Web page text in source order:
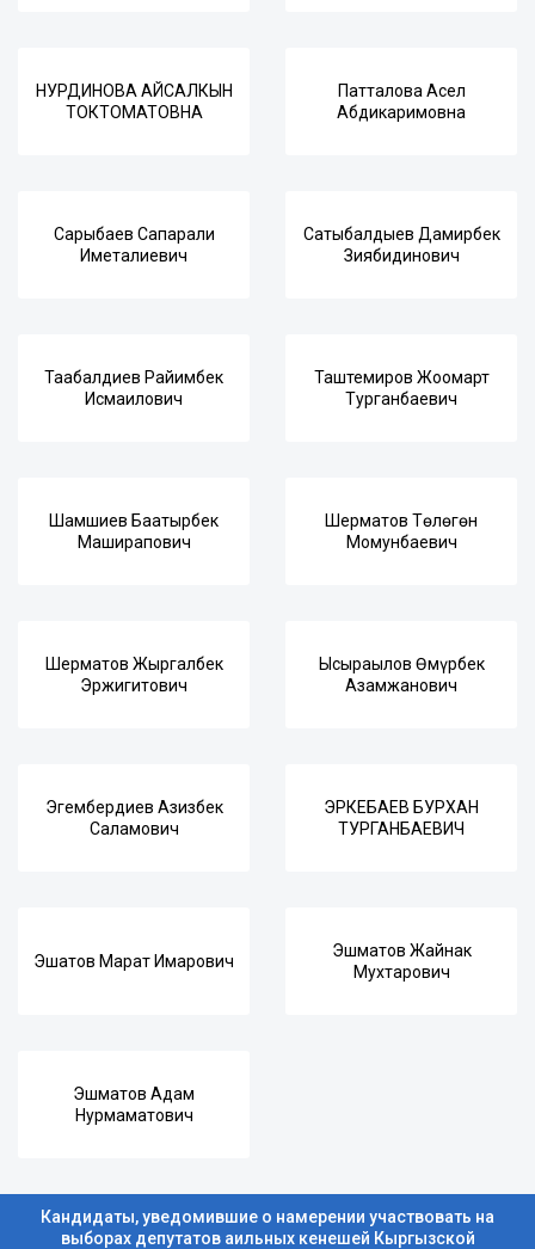
НУРДИНОВА АЙСАЛКЫН
ТОКТОМАТОВНА
Патталова Асел
Абдикаримовна
Сарыбаев Сапарали
Иметалиевич
Сатыбалдыев Дамирбек
Зиябидинович
Таабалдиев Райимбек
Исмаилович
Таштемиров Жоомарт
Турганбаевич
Шамшиев Баатырбек
Маширапович
Шерматов Төлөгөн
Момунбаевич
Шерматов Жыргалбек
Эржигитович
Ысыраылов Өмүрбек
Азамжанович
Эгембердиев Азизбек
Саламович
ЭРКЕБАЕВ БУРХАН
ТУРГАНБАЕВИЧ
Эшатов Марат Имарович
Эшматов Жайнак
Мухтарович
Эшматов Адам
Нурмаматович
Кандидаты, уведомившие о намерении участвовать на
выборах депутатов аильных кенешей Кыргызской